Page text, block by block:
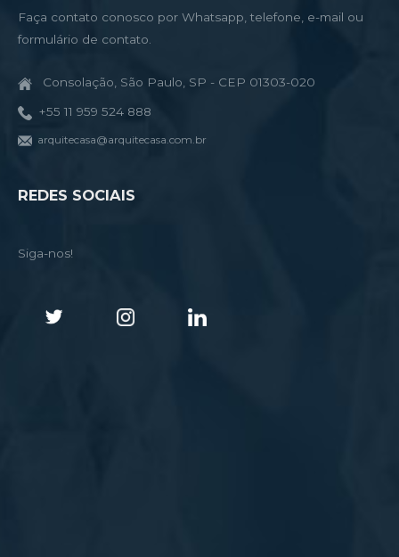
Faça contato conosco por Whatsapp, telefone, e-mail ou
formulário de contato.
Consolação, São Paulo, SP - CEP 01303-020
+55 11 959 524 888
arquitecasa@arquitecasa.com.br
REDES SOCIAIS
Siga-nos!